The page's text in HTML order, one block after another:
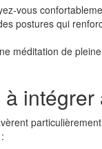
vous
postures qui
méditation de
intégrer